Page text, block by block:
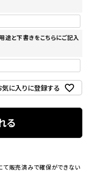
と下書きをこちらにご記入
気に入りに登録する
る
て販売済みで確保ができない